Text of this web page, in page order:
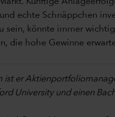
echte Schnäppchen
könnte immer
die hohe Gewinne
er
University und einen